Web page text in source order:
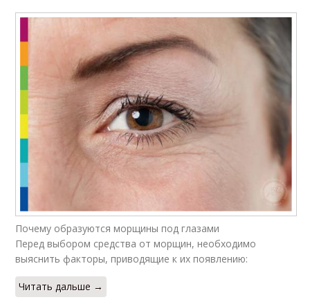
Почему образуются морщины под глазами
Перед выбором средства от морщин, необходимо
выяснить факторы, приводящие к их появлению:
Читать дальше →